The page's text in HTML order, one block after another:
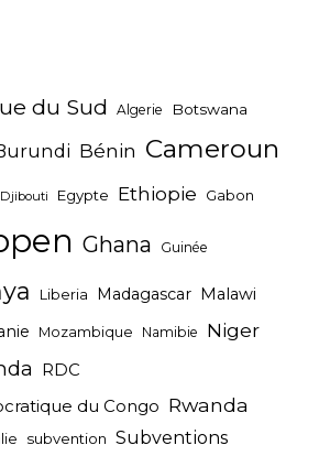
du Sud Algerie Botswana
Bénin Cameroun
Djibouti Egypte Ethiopie Gabon
Ghana Guinée
Liberia Madagascar Malawi
Mozambique Namibie Niger
RDC
du Congo Rwanda
subvention Subventions